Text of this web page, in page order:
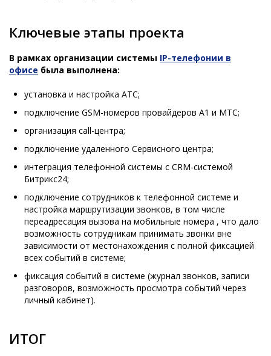
Ключевые этапы проекта
В рамках организации системы IP-телефонии в
офисе была выполнена:
установка и настройка АТС;
подключение GSM-номеров провайдеров А1 и МТС;
организация call-центра;
подключение удаленного Сервисного центра;
интеграция телефонной системы с CRM-системой
Битрикс24;
подключение сотрудников к телефонной системе и
настройка маршрутизации звонков, в том числе
переадресация вызова на мобильные номера , что дало
возможность сотрудникам принимать звонки вне
зависимости от местонахождения с полной фиксацией
всех событий в системе;
фиксация событий в системе (журнал звонков, записи
разговоров, возможность просмотра событий через
личный кабинет).
ИТОГ